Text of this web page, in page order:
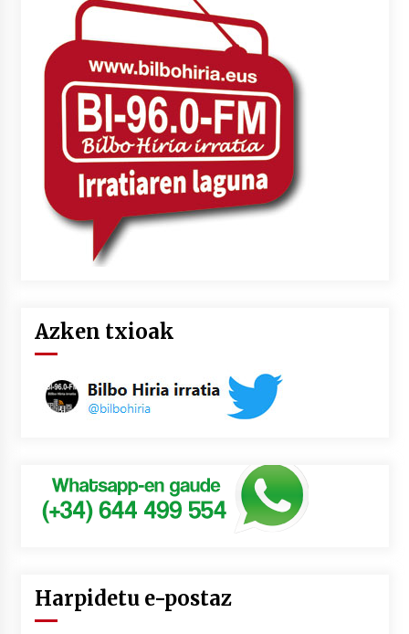
Azken txioak
Harpidetu e-postaz